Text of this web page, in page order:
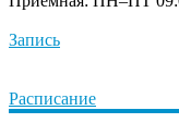
Запись
Расписание